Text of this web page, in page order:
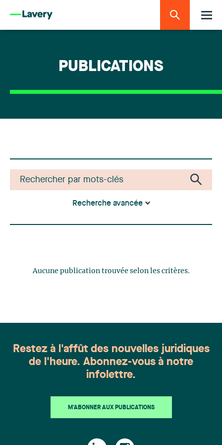
PUBLICATIONS
Recherche avancée
Aucune publication trouvée selon les critères.
Restez à l'affût des nouvelles juridiques
de l'heure. Abonnez-vous à notre
infolettre.
M'ABONNER AUX PUBLICATIONS